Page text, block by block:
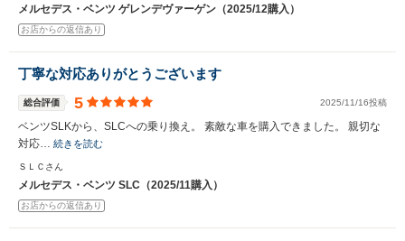
メルセデス・ベンツ ゲレンデヴァーゲン（2025/12購入）
お店からの返信あり
丁寧な対応ありがとうございます
総合評価 5 2025/11/16投稿
ベンツSLKから、SLCへの乗り換え。 素敵な車を購入できました。 親切な
対応… 続きを読む
ＳＬＣさん
メルセデス・ベンツ SLC（2025/11購入）
お店からの返信あり